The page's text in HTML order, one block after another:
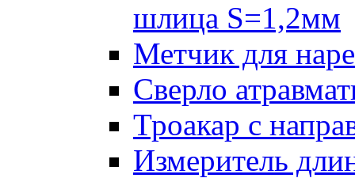
шлица S=1,2мм
Метчик для
Сверло
Троакар с
Измеритель